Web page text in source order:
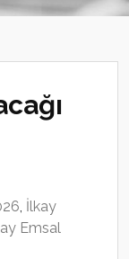
, İlkay
Emsal